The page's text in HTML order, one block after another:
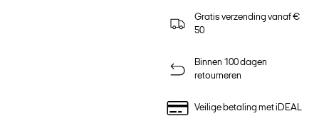
Gratis verzending vanaf €
50
Binnen 100 dagen
retourneren
Veilige betaling met iDEAL